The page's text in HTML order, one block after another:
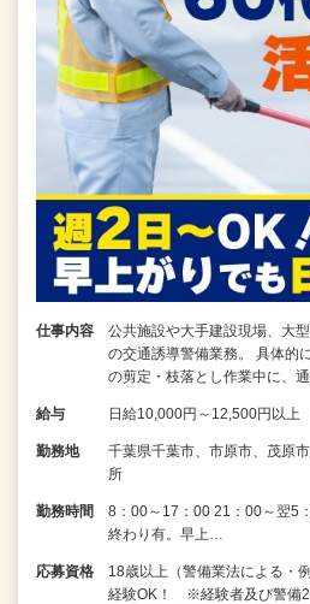
仕事内容
公共施設や大手建設現場、大
の交通誘導警備業務。 具体
の剪定・枝落とし作業中に、
給与 日給10,000円～12,500円以
勤務地
千葉県千葉市、市原市、茂原
所
勤務時間
8：00～17：00 21：00～翌5
終わり有。早上…
応募資格
18歳以上（警備業法による・
経験OK！ ※経験者及び警備2